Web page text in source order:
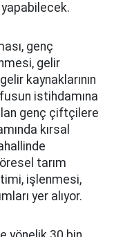
genç
gelir
kaynaklarının
istihdamına
genç çiftçilere
kırsal
tarım
işlenmesi,
yer alıyor.